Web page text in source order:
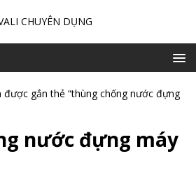
được gắn thẻ “thùng chống nước đựng
nước đựng máy